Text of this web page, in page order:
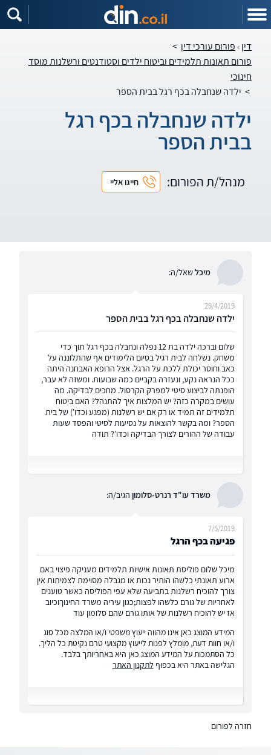
דין פורום עורכי דין >
פורום תאונות תלמידים וביטוח ילדים וסטודנטים ורשלנות מוסד
חינוכי
> ילדה שנחבלה בכף רגל בבית הספר
ילדה שנחבלה בכף רגל
בבית הספר
מנהל/ת הפורום: חייגו אליי
מיכלשאל/ה:
ילדה שנחבלה בכף רגל בבית הספר
29/4/2019
שלום וברכה ילדה בת 12 נפלה ונחבלה בכף רגל תוך כדי
משחק. נשלחה לבית רגיל בסיום הלימודים אף שהתלוננה על
כאב וחוסר יכולת ללכת על הרגל. אצל הרופא האבחנה היתה
ככל הנראה נקע, ונעזרה בקביים כמה שבועות. ומשזה לא עבר,
הופנתה לביצוע סיטי למפרק הקרסול. מחכים לבדיקה. מה
עושים במקרה כזה? יש המלצות איך להתנהל? האם ביטוח
תלמידים זה תמיד או רק אם יש רשלנות (מפגע וכדו') של בית
הספר? ומה בקשר להוצאות על נסיעות לסיטי והפסד שעות
עבודה של ההורים לצורך הבדיקה וכדו'? תודה
משרד עו"ד רנרט-סלומון הגיב/ה:
פגיעה בכף הרגל
7/5/2019
מיכל שלום פוליסת תאונות אישיות תלמידים מעניקה פיצוי באם
ארוע תאונתי כלשהו הותיר נכות או מגבלה מסוימת לצמיתות אין
צורך להוכיח רשלנות בתביעה שלא עפי הפוליסה כאשר טוענים
לאחריות של גורם כלשהו לפצות;כגון עיריה משרד החינוךוכיוב
אז יש להוכיח רשלנות של אותו גורם שהם סלומון עוד
המידע המוצג כאן אינו מהווה ייעוץ משפטי ו/או המלצה מכל סוג
ו/או חוות דעת, מומלץ לפנות לייעוץ מקצועי טרם נקיטת כל הליך.
כל הסתמכות על המידע המוצג כאן היא באחריותך בלבד.
הגלישה באתר היא בכפוף לתקנון האתר
חזרה לפורום